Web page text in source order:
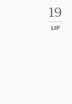
19
LIP